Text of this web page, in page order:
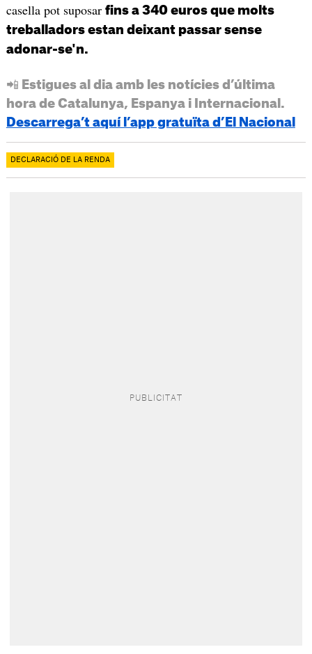
casella pot suposar fins a 340 euros que molts
treballadors estan deixant passar sense
adonar-se'n.
📲 Estigues al dia amb les notícies d’última
hora de Catalunya, Espanya i Internacional.
Descarrega’t aquí l’app gratuïta d’El Nacional
DECLARACIÓ DE LA RENDA